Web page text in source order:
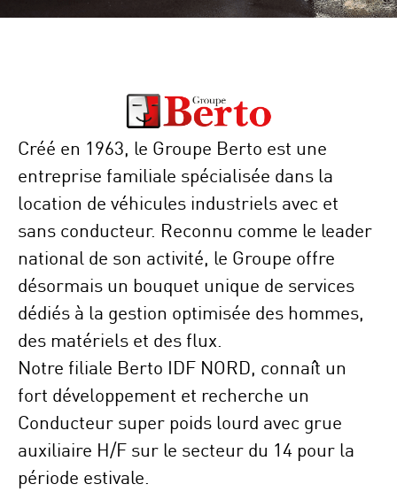
Créé en 1963, le Groupe Berto est une
entreprise familiale spécialisée dans la
location de véhicules industriels avec et
sans conducteur. Reconnu comme le leader
national de son activité, le Groupe offre
désormais un bouquet unique de services
dédiés à la gestion optimisée des hommes,
des matériels et des flux.
Notre filiale Berto IDF NORD, connaît un
fort développement et recherche un
Conducteur super poids lourd avec grue
auxiliaire H/F sur le secteur du 14 pour la
période estivale